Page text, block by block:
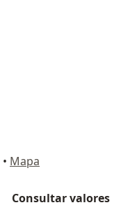
• Mapa
Consultar valores